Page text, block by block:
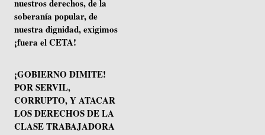
nuestros derechos, de la
soberanía popular, de
nuestra dignidad, exigimos
¡fuera el CETA!
¡GOBIERNO DIMITE!
POR SERVIL,
CORRUPTO, Y ATACAR
LOS DERECHOS DE LA
CLASE TRABAJADORA